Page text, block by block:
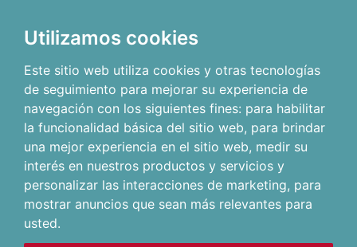
Utilizamos cookies
Este sitio web utiliza cookies y otras tecnologías
de seguimiento para mejorar su experiencia de
navegación con los siguientes fines: para habilitar
la funcionalidad básica del sitio web, para brindar
una mejor experiencia en el sitio web, medir su
interés en nuestros productos y servicios y
personalizar las interacciones de marketing, para
mostrar anuncios que sean más relevantes para
usted.